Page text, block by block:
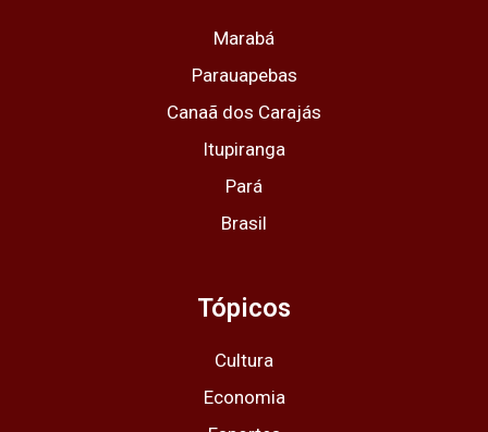
Marabá
Parauapebas
Canaã dos Carajás
Itupiranga
Pará
Brasil
Tópicos
Cultura
Economia